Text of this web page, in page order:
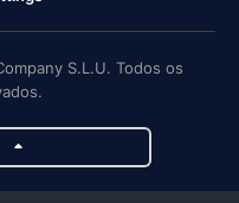
S.L.U. Todos os